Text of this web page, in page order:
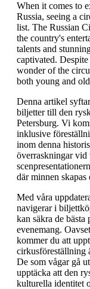
When it comes to
Russia, seeing a
list. The Russian
the country's
talents and
captivated.
wonder of the
both young and
Denna artikel
biljetter till den
Petersburg. Vi
inklusive
inom denna
överraskningar vid
där minnen skapas
Med våra
navigerar i
kan säkra de bästa
evenemang.
kommer du att
cirkusföreställning
De som vågar gå
upptäcka att den
kulturella identitet